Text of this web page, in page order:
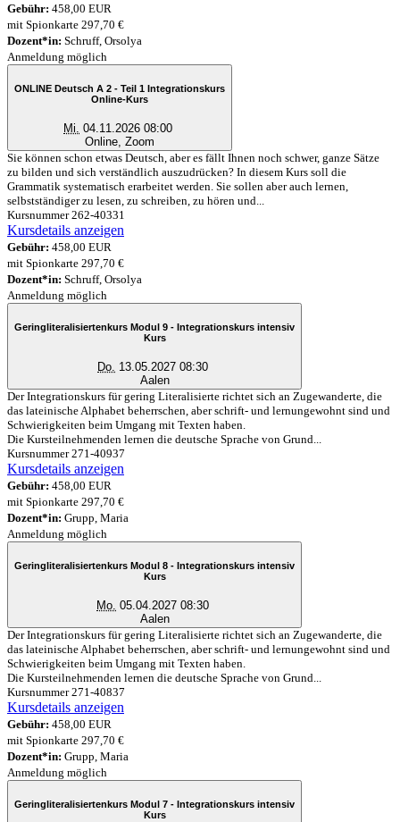
Gebühr: 458,00 EUR
mit Spionkarte 297,70 €
Dozent*in: Schruff, Orsolya
Anmeldung möglich
ONLINE Deutsch A 2 - Teil 1 Integrationskurs
Online-Kurs
Mi. 04.11.2026 08:00
Online, Zoom
Sie können schon etwas Deutsch, aber es fällt Ihnen noch schwer, ganze Sätze
zu bilden und sich verständlich auszudrücken? In diesem Kurs soll die
Grammatik systematisch erarbeitet werden. Sie sollen aber auch lernen,
selbstständiger zu lesen, zu schreiben, zu hören und...
Kursnummer 262-40331
Kursdetails anzeigen
Gebühr: 458,00 EUR
mit Spionkarte 297,70 €
Dozent*in: Schruff, Orsolya
Anmeldung möglich
Geringliteralisiertenkurs Modul 9 - Integrationskurs intensiv
Kurs
Do. 13.05.2027 08:30
Aalen
Der Integrationskurs für gering Literalisierte richtet sich an Zugewanderte, die
das lateinische Alphabet beherrschen, aber schrift- und lernungewohnt sind und
Schwierigkeiten beim Umgang mit Texten haben.
Die Kursteilnehmenden lernen die deutsche Sprache von Grund...
Kursnummer 271-40937
Kursdetails anzeigen
Gebühr: 458,00 EUR
mit Spionkarte 297,70 €
Dozent*in: Grupp, Maria
Anmeldung möglich
Geringliteralisiertenkurs Modul 8 - Integrationskurs intensiv
Kurs
Mo. 05.04.2027 08:30
Aalen
Der Integrationskurs für gering Literalisierte richtet sich an Zugewanderte, die
das lateinische Alphabet beherrschen, aber schrift- und lernungewohnt sind und
Schwierigkeiten beim Umgang mit Texten haben.
Die Kursteilnehmenden lernen die deutsche Sprache von Grund...
Kursnummer 271-40837
Kursdetails anzeigen
Gebühr: 458,00 EUR
mit Spionkarte 297,70 €
Dozent*in: Grupp, Maria
Anmeldung möglich
Geringliteralisiertenkurs Modul 7 - Integrationskurs intensiv
Kurs